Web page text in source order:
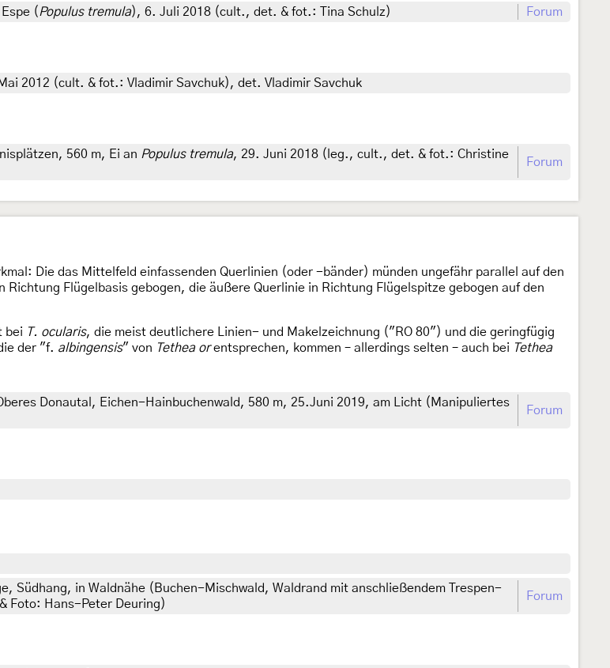
(Populus tremula), 6. Juli 2018 (cult., det. & fot.: Tina Schulz) Forum
2012 (cult. & fot.: Vladimir Savchuk), det. Vladimir Savchuk
560 m, Ei an Populus tremula, 29. Juni 2018 (leg., cult., det. & fot.: Christine
Forum
Die das Mittelfeld einfassenden Querlinien (oder -bänder) münden ungefähr parallel auf den
Richtung Flügelbasis gebogen, die äußere Querlinie in Richtung Flügelspitze gebogen auf den
bei T. ocularis, die meist deutlichere Linien- und Makelzeichnung ("RO 80") und die geringfügig
der "f. albingensis" von Tethea orentsprechen, kommen – allerdings selten – auch bei Tethea
Donautal, Eichen-Hainbuchenwald, 580 m, 25.Juni 2019, am Licht (Manipuliertes
Forum
Südhang, in Waldnähe (Buchen-Mischwald, Waldrand mit anschließendem Trespen-
Foto: Hans-Peter Deuring)
Forum